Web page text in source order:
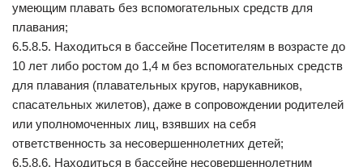
умеющим плавать без вспомогательных средств для
плавания;
6.5.8.5. Находиться в бассейне Посетителям в возрасте до
10 лет либо ростом до 1,4 м без вспомогательных средств
для плавания (плавательных кругов, нарукавников,
спасательных жилетов), даже в сопровождении родителей
или уполномоченных лиц, взявших на себя
ответственность за несовершеннолетних детей;
6.5.8.6. Находиться в бассейне несовершеннолетним